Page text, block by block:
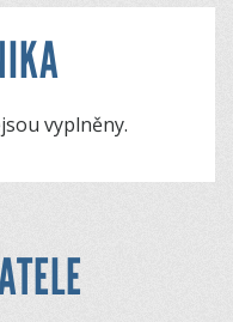
vyplněny.